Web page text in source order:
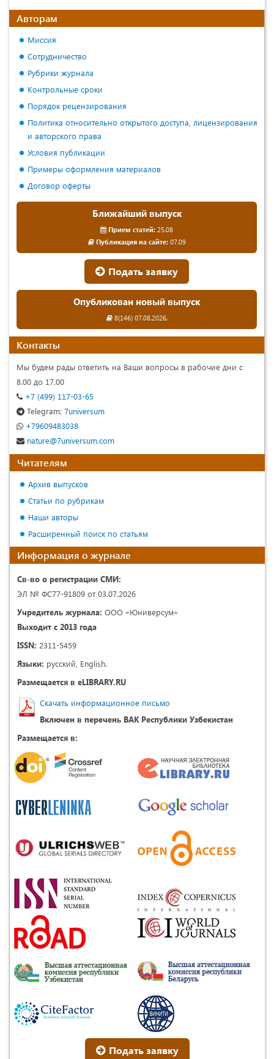
Авторам
Миссия
Сотрудничество
Рубрики журнала
Контрольные сроки
Порядок рецензирования
Политика относительно открытого доступа, лицензирования
и авторского права
Условия публикации
Примеры оформления материалов
Договор оферты
Ближайший выпуск
Прием статей: 25.08
Публикация на сайте:07.09
Подать заявку
Опубликован новый выпуск
8(146) 07.08.2026.
Контакты
Мы будем рады ответить на Ваши вопросы в рабочие дни с
8.00 до 17.00
+7 (499) 117-03-65
Telegram: 7universum
+79609483038
nature@7universum.com
Читателям
Архив выпусков
Статьи по рубрикам
Наши авторы
Расширенный поиск по статьям
Информация о журнале
Св-во о регистрации СМИ:
ЭЛ № ФС77-91809 от 03.07.2026
Учредитель журнала: ООО «Юниверсум»
Выходит с 2013 года
ISSN: 2311-5459
Языки: русский, English.
Размещается в eLIBRARY.RU
Скачать информационное письмо
Включен в перечень ВАК Республики Узбекистан
Размещается в:
Подать заявку